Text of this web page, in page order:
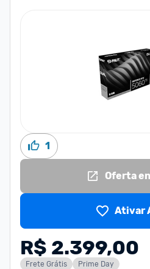
1
Oferta
Ativar
R$ 2.399,00
Frete Grátis Prime Day